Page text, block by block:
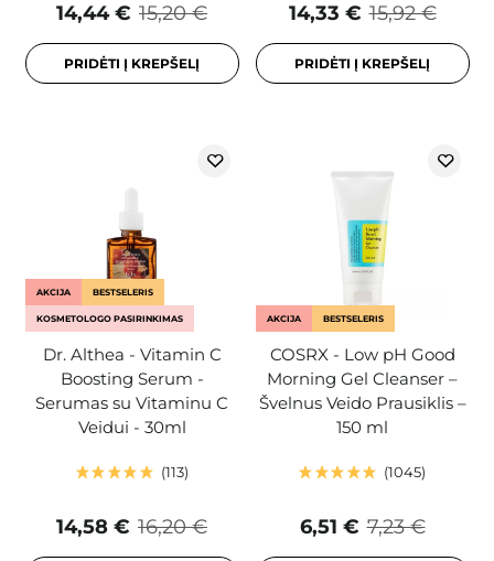
15,20 €
14,44 €
PRIDĖTI Į KREPŠELĮ
15,92 €
14,33 €
PRIDĖTI Į KREPŠELĮ
AKCIJA BESTSELERIS
KOSMETOLOGO PASIRINKIMAS
Dr. Althea - Vitamin C
Boosting Serum -
Serumas su Vitaminu C
Veidui - 30ml
113
16,20 €
14,58 €
AKCIJA BESTSELERIS
COSRX - Low pH Good
Morning Gel Cleanser –
Švelnus Veido Prausiklis –
150 ml
1045
7,23 €
6,51 €